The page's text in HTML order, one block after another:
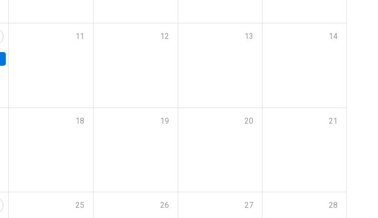
11 12 13 14
18 19 20 21
25 26 27 28